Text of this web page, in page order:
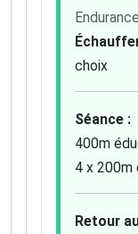
choix
Séance :
400m
4 x 200m
Retour